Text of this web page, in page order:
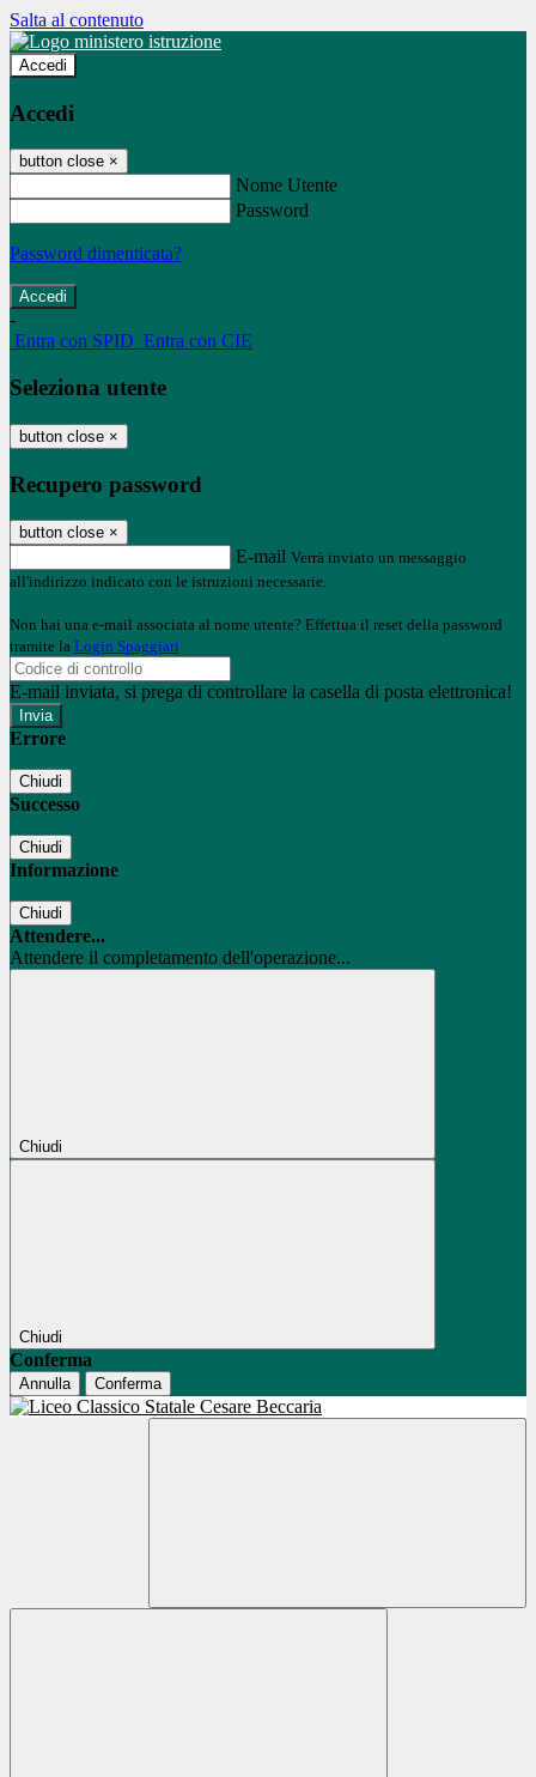
Salta al contenuto
Accedi
Accedi
button close ×
Nome Utente
Password
Password dimenticata?
-
Entra con SPID Entra con CIE
Seleziona utente
button close ×
Recupero password
button close ×
E-mail Verrà inviato un messaggio
all'indirizzo indicato con le istruzioni necessarie.
Non hai una e-mail associata al nome utente? Effettua il reset della password
tramite la Login Spaggiari
E-mail inviata, si prega di controllare la casella di posta elettronica!
Errore
Chiudi
Successo
Chiudi
Informazione
Chiudi
Attendere...
Attendere il completamento dell'operazione...
Chiudi
Chiudi
Conferma
Annulla Conferma